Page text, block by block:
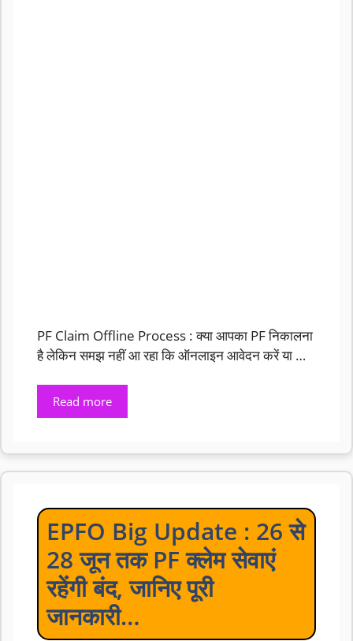
PF Claim Offline Process : क्या आपका PF निकालना
है लेकिन समझ नहीं आ रहा कि ऑनलाइन आवेदन करें या …
Read more
EPFO Big Update : 26 से
28 जून तक PF क्लेम सेवाएं
रहेंगी बंद, जानिए पूरी
जानकारी…